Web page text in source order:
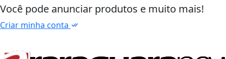
Você pode anunciar produtos e muito mais!
Criar minha conta